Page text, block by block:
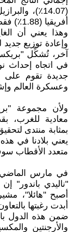
أفريقيا (1.88٪) فقط.
وهذا يعني أن
وإعادة توزيع
آخر، تُشكِّل
في اتجاه إحداث
جديدة تقوم على
وعسكرة العالم
ولأن مجموعة
معادية للغرب،
بمثابة منتدى
يعني بلادنا في
متعدد الأقطاب
في مارس
"ناليدي باندور"
أبدت رغبتها
ضمن هذه الدول
والأرجنتين